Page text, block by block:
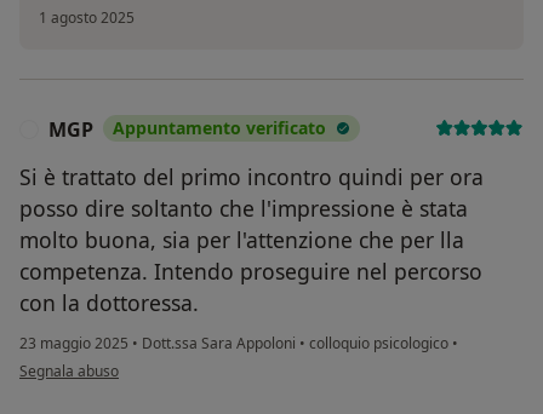
1 agosto 2025
MGP Appuntamento verificato
Si è trattato del primo incontro quindi per ora
posso dire soltanto che l'impressione è stata
molto buona, sia per l'attenzione che per lla
competenza. Intendo proseguire nel percorso
con la dottoressa.
23 maggio 2025 • Dott.ssa Sara Appoloni • colloquio psicologico •
secondo l'opinione dell'utente MGP
Segnala abuso